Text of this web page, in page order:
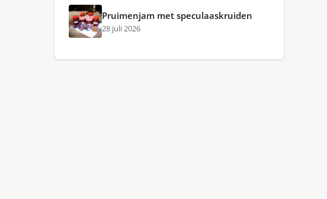
Pruimenjam met speculaaskruiden
28 juli 2026